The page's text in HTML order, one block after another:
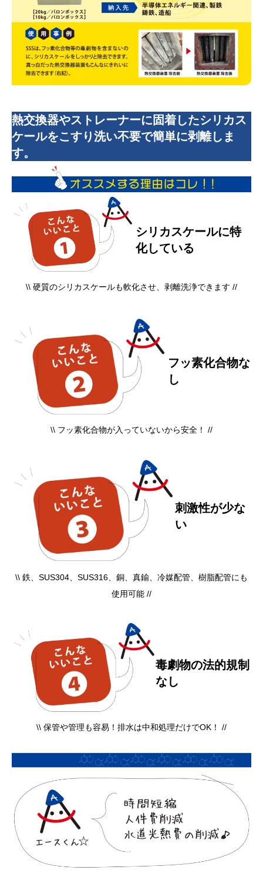
熱交換器やストレーナーに固着したシリカス
ケールをこすり洗い不要で簡単に剥離しま
す。
シリカスケールに特
化している
\\ 硬質のシリカスケールも軟化させ、剥離洗浄できます //
フッ素化合物な
し
\\ フッ素化合物が入っていないから安全！ //
刺激性が少な
い
\\ 鉄、SUS304、SUS316、銅、真鍮、冷媒配管、樹脂配管にも
使用可能 //
毒劇物の法的規制
なし
\\ 保管や管理も容易！排水は中和処理だけでOK！ //